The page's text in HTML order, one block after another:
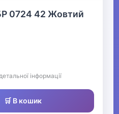
0724 42 Жовтий
інформації
🛒 В кошик